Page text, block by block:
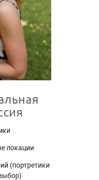
локации
(портретики